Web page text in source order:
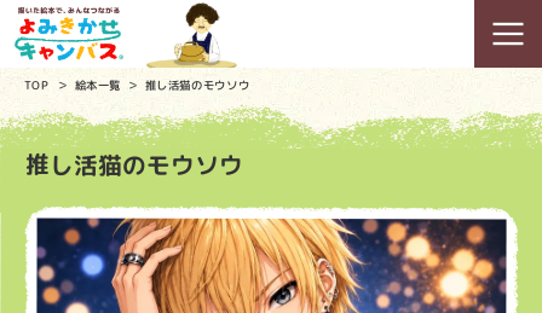
TOP 絵本一覧 推し活猫のモウソウ
推し活猫のモウソウ